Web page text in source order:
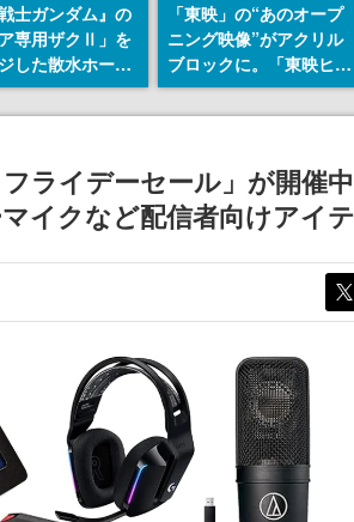
士ガンダム』の
ア専用ザクⅡ」を
した散水ホース
予約開始。本体
アのパーソナル
「東映」の“あのオープ
ニング映像”がアクリル
ブロックに。「東映ヒス
トリカル グッズコレク
ョン」が8月下旬より発
ライデーセール」が開催
イクなど配信者向けアイ